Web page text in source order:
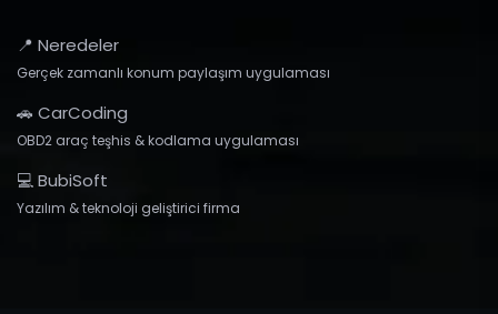
📍 Neredeler
Gerçek zamanlı konum paylaşım uygulaması
🚗 CarCoding
OBD2 araç teşhis & kodlama uygulaması
💻 BubiSoft
Yazılım & teknoloji geliştirici firma